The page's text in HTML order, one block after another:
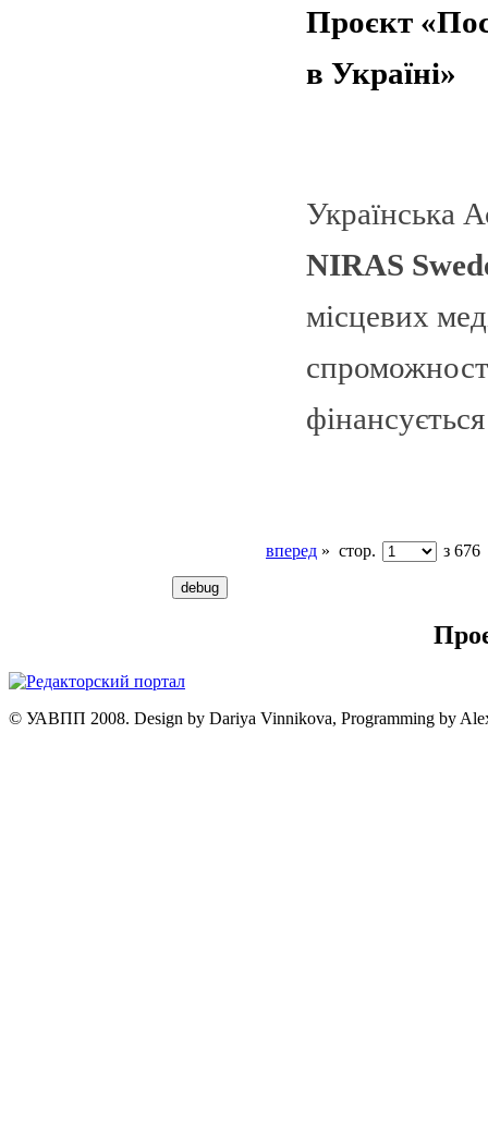
Проєкт
в Україні»
Українська
NIRAS
місцевих
вперед » стор. з 676
© УАВПП 2008. Design by Dariya Vinnikova, Programming by